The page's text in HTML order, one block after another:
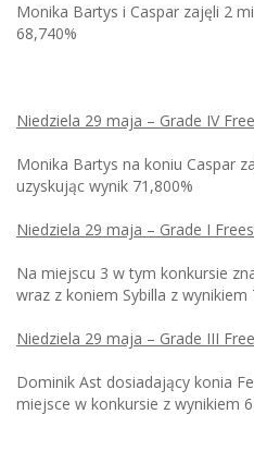
Monika Bartys i Caspar zajęli 2
68,740%
Niedziela 29 maja – Grade IV
Monika Bartys na koniu Caspar
uzyskując wynik 71,800%
Niedziela 29 maja – Grade I
Na miejscu 3 w tym konkursie
wraz z koniem Sybilla z wynikiem
Niedziela 29 maja – Grade III
Dominik Ast dosiadający konia
miejsce w konkursie z wynikiem